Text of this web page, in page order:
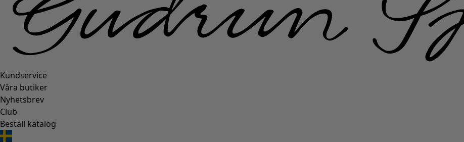
Kundservice
Våra butiker
Nyhetsbrev
Club
Beställ katalog